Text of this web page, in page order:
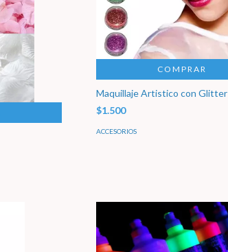
COMPRAR
Maquillaje Artistico con Glitter
$1.500
ACCESORIOS